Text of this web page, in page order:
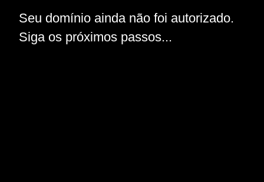
Seu domínio ainda não foi autorizado.
Siga os próximos passos...